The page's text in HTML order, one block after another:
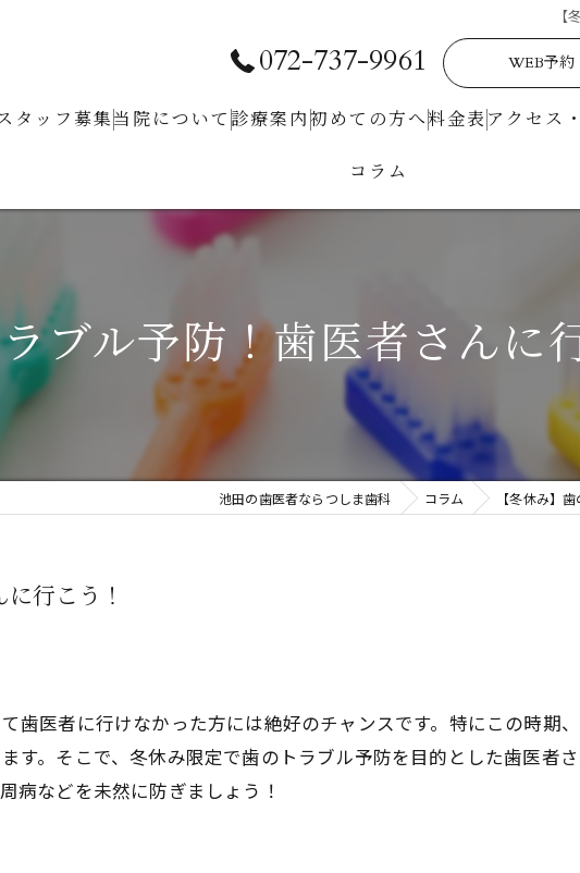
【
072-737-9961 WEB予約
タッフ募集当院について 診療案内
⾍⻭治療
睡眠歯科
噛み合わせ
初めての⽅へ料金表アクセス
コラム
ブル予防！歯医者さんに
池田の歯医者ならつしま歯科 コラム 【冬休み】
行こう！
歯医者に行けなかった方には絶好のチャンスです。特にこの時期
す。そこで、冬休み限定で歯のトラブル予防を目的とした歯医者
病などを未然に防ぎましょう！